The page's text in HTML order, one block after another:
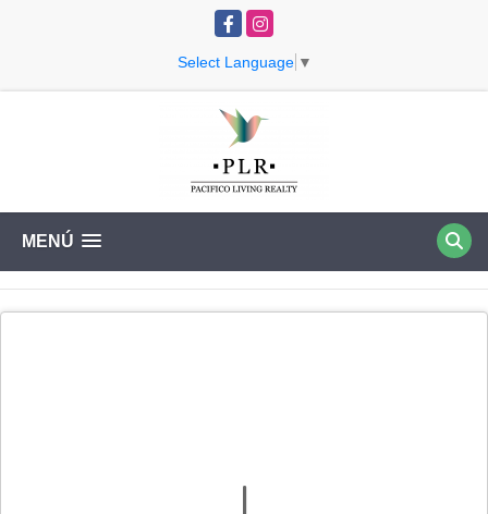
FacebookInstagram
Select Language ▼
MENÚ